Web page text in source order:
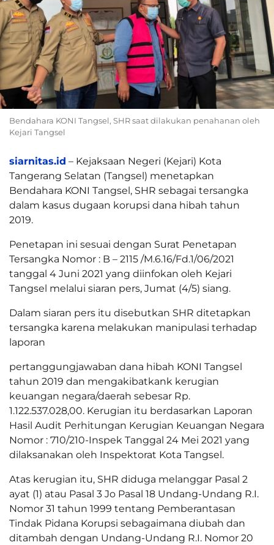
Bendahara KONI Tangsel, SHR saat dilakukan penahanan oleh
Kejari Tangsel
siarnitas.id – Kejaksaan Negeri (Kejari) Kota
Tangerang Selatan (Tangsel) menetapkan
Bendahara KONI Tangsel, SHR sebagai tersangka
dalam kasus dugaan korupsi dana hibah tahun
2019.
Penetapan ini sesuai dengan Surat Penetapan
Tersangka Nomor : B – 2115 /M.6.16/Fd.1/06/2021
tanggal 4 Juni 2021 yang diinfokan oleh Kejari
Tangsel melalui siaran pers, Jumat (4/5) siang.
Dalam siaran pers itu disebutkan SHR ditetapkan
tersangka karena melakukan manipulasi terhadap
laporan
pertanggungjawaban dana hibah KONI Tangsel
tahun 2019 dan mengakibatkank kerugian
keuangan negara/daerah sebesar Rp.
1.122.537.028,00. Kerugian itu berdasarkan Laporan
Hasil Audit Perhitungan Kerugian Keuangan Negara
Nomor : 710/210-Inspek Tanggal 24 Mei 2021 yang
dilaksanakan oleh Inspektorat Kota Tangsel.
Atas kerugian itu, SHR diduga melanggar Pasal 2
ayat (1) atau Pasal 3 Jo Pasal 18 Undang-Undang R.I.
Nomor 31 tahun 1999 tentang Pemberantasan
Tindak Pidana Korupsi sebagaimana diubah dan
ditambah dengan Undang-Undang R.I. Nomor 20